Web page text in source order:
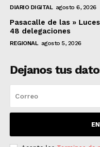
DIARIO DIGITAL agosto 6, 2026
Pasacalle de las »
48 delegaciones
REGIONAL agosto 5, 2026
Dejanos tus